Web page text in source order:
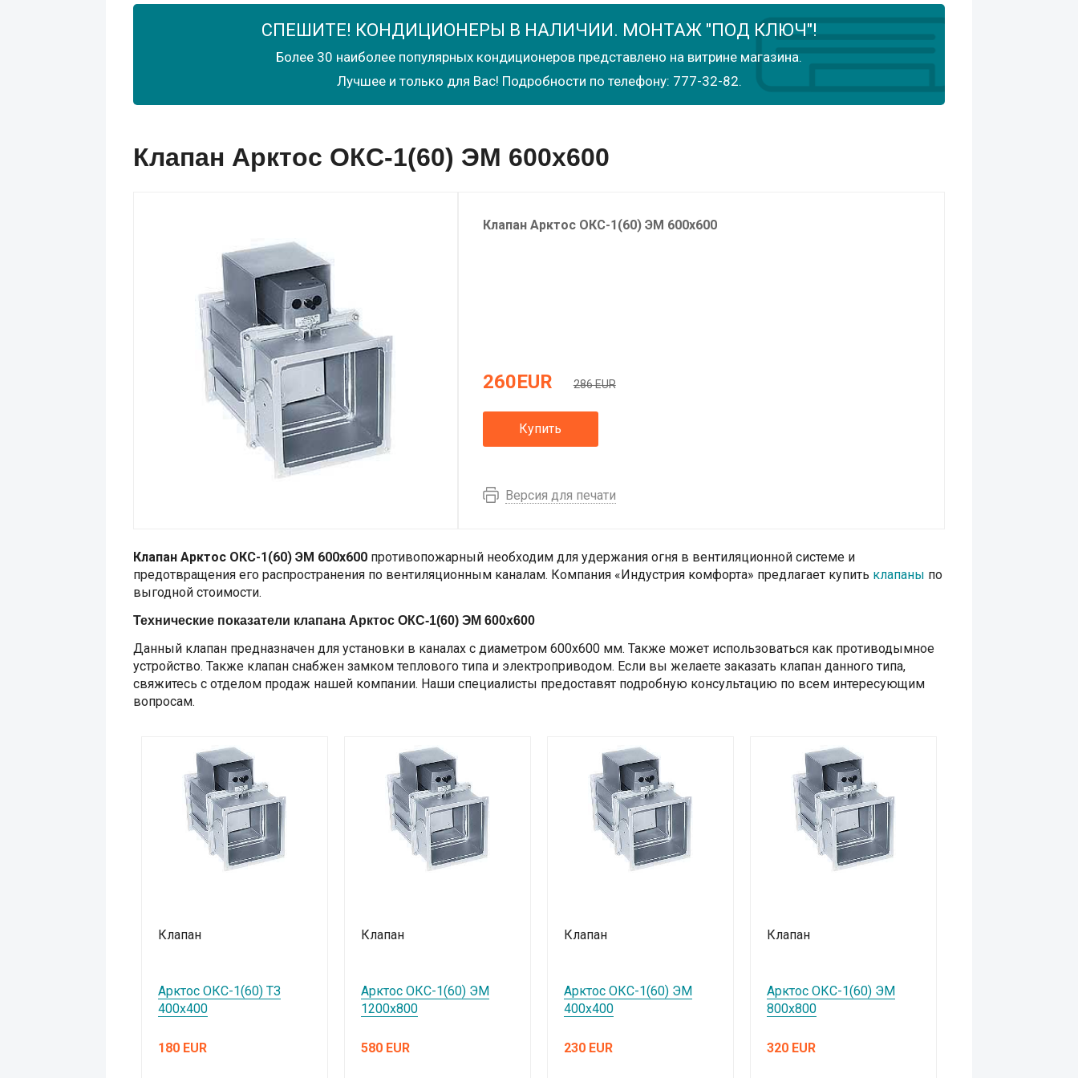
СПЕШИТЕ! КОНДИЦИОНЕРЫ В НАЛИЧИИ. МОНТАЖ "ПОД КЛЮЧ"!
Более 30 наиболее популярных кондиционеров представлено на витрине магазина.
Лучшее и только для Вас! Подробности по телефону: 777-32-82.
Клапан Арктос ОКС-1(60) ЭМ 600х600
Клапан АрктосОКС-1(60) ЭМ 600х600
260EUR 286 EUR
Купить
Версия для печати
Клапан Арктос ОКС-1(60) ЭМ 600х600 противопожарный необходим для удержания огня в вентиляционной системе и
предотвращения его распространения по вентиляционным каналам. Компания «Индустрия комфорта» предлагает купить клапаны по
выгодной стоимости.
Технические показатели клапана Арктос ОКС-1(60) ЭМ 600х600
Данный клапан предназначен для установки в каналах с диаметром 600х600 мм. Также может использоваться как противодымное
устройство. Также клапан снабжен замком теплового типа и электроприводом. Если вы желаете заказать клапан данного типа,
свяжитесь с отделом продаж нашей компании. Наши специалисты предоставят подробную консультацию по всем интересующим
вопросам.
Клапан
Арктос ОКС-1(60) ТЗ
400х400
180 EUR
Клапан
Арктос ОКС-1(60) ЭМ
1200х800
580 EUR
Клапан
Арктос ОКС-1(60) ЭМ
400х400
230 EUR
Клапан
Арктос ОКС-1(60) ЭМ
800х800
320 EUR